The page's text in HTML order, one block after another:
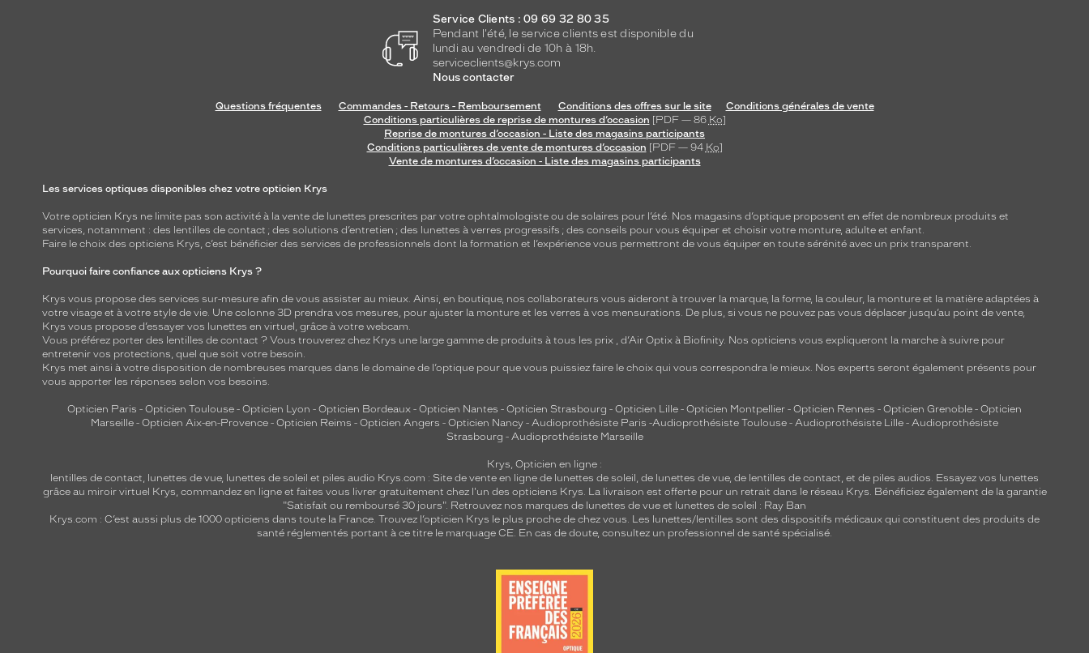
Service Clients : 09 69 32 80 35
Pendant l'été, le service clients est disponible du
lundi au vendredi de 10h à 18h.
serviceclients@krys.com
Nous contacter
Questions fréquentes Commandes - Retours - Remboursement Conditions des offres sur le site
Conditions générales de vente
Conditions particulières de reprise de montures d’occasion [PDF — 86 Ko]
Reprise de montures d’occasion - Liste des magasins participants
Conditions particulières de vente de montures d’occasion [PDF — 94 Ko]
Vente de montures d’occasion - Liste des magasins participants
Les services optiques disponibles chez votre opticien Krys
Votre opticien Krys ne limite pas son activité à la vente de lunettes prescrites par votre ophtalmologiste ou de solaires pour l’été. Nos magasins d’optique proposent en effet de nombreux produits et
services, notamment : des lentilles de contact ; des solutions d’entretien ; des lunettes à verres progressifs ; des conseils pour vous équiper et choisir votre monture, adulte et enfant.
Faire le choix des opticiens Krys, c’est bénéficier des services de professionnels dont la formation et l’expérience vous permettront de vous équiper en toute sérénité avec un prix transparent.
Pourquoi faire confiance aux opticiens Krys ?
Krys vous propose des services sur-mesure afin de vous assister au mieux. Ainsi, en boutique, nos collaborateurs vous aideront à trouver la marque, la forme, la couleur, la monture et la matière adaptées à
votre visage et à votre style de vie. Une colonne 3D prendra vos mesures, pour ajuster la monture et les verres à vos mensurations. De plus, si vous ne pouvez pas vous déplacer jusqu’au point de vente,
Krys vous propose d’essayer vos lunettes en virtuel, grâce à votre webcam.
Vous préférez porter des lentilles de contact ? Vous trouverez chez Krys une large gamme de produits à tous les prix , d’Air Optix à Biofinity. Nos opticiens vous expliqueront la marche à suivre pour
entretenir vos protections, quel que soit votre besoin.
Krys met ainsi à votre disposition de nombreuses marques dans le domaine de l’optique pour que vous puissiez faire le choix qui vous correspondra le mieux. Nos experts seront également présents pour
vous apporter les réponses selon vos besoins.
Opticien Paris - Opticien Toulouse - Opticien Lyon - Opticien Bordeaux - Opticien Nantes - Opticien Strasbourg - Opticien Lille - Opticien Montpellier - Opticien Rennes - Opticien Grenoble - Opticien
Marseille - Opticien Aix-en-Provence - Opticien Reims - Opticien Angers - Opticien Nancy - Audioprothésiste Paris -Audioprothésiste Toulouse - Audioprothésiste Lille - Audioprothésiste
Strasbourg - Audioprothésiste Marseille
Krys, Opticien en ligne :
lentilles de contact, lunettes de vue, lunettes de soleil et piles audio Krys.com : Site de vente en ligne de lunettes de soleil, de lunettes de vue, de lentilles de contact, et de piles audios. Essayez vos lunettes
grâce au miroir virtuel Krys, commandez en ligne et faites vous livrer gratuitement chez l'un des opticiens Krys. La livraison est offerte pour un retrait dans le réseau Krys. Bénéficiez également de la garantie
"Satisfait ou remboursé 30 jours". Retrouvez nos marques de lunettes de vue et lunettes de soleil : Ray Ban
Krys.com : C’est aussi plus de 1000 opticiens dans toute la France. Trouvez l’opticien Krys le plus proche de chez vous. Les lunettes/lentilles sont des dispositifs médicaux qui constituent des produits de
santé réglementés portant à ce titre le marquage CE. En cas de doute, consultez un professionnel de santé spécialisé.